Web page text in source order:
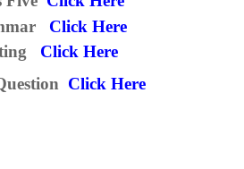
Click Here
Click Here
Click Here